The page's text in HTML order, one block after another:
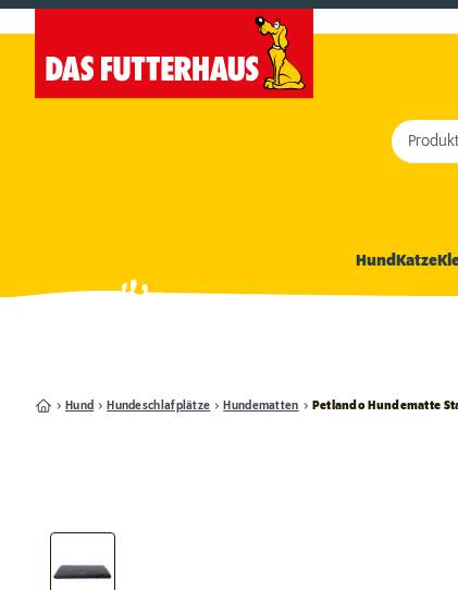
HundKatze
Hund Hundeschlafplätze Hundematten Petlando Hundematte